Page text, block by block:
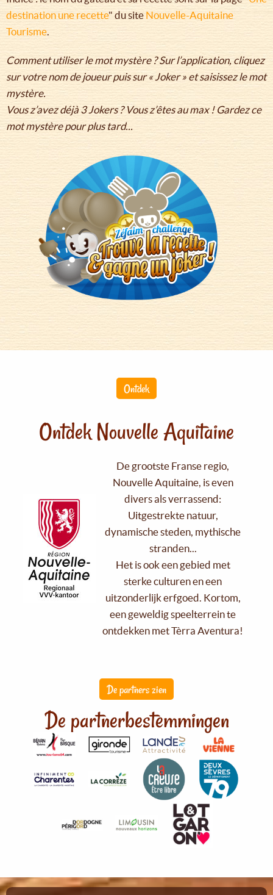
destination une recette" du site Nouvelle-Aquitaine
Tourisme
Comment utiliser le mot mystère ? Sur l’application, cliquez
sur votre nom de joueur puis sur « Joker » et saisissez le mot
mystère.
Vous z’avez déjà 3 Jokers ? Vous z’êtes au max ! Gardez ce
mot mystère pour plus tard...
Ontdek
Ontdek Nouvelle Aquitaine
De grootste Franse regio,
Nouvelle Aquitaine, is even
divers als verrassend:
Uitgestrekte natuur,
dynamische steden, mythische
stranden...
Het is ook een gebied met
sterke culturen en een
uitzonderlijk erfgoed. Kortom,
een geweldig speelterrein te
ontdekken met Tèrra Aventura!
De partners zien
De partnerbestemmingen